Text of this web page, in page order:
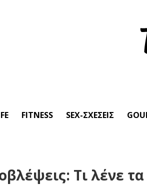
FITNESS SEX-ΣΧΈΣΕΙΣ
Τι λένε